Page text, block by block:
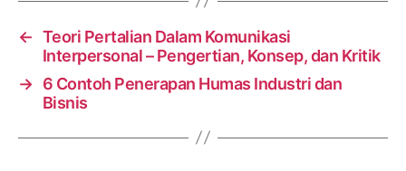
← Teori Pertalian Dalam Komunikasi
Interpersonal – Pengertian, Konsep, dan Kritik
→ 6 Contoh Penerapan Humas Industri dan
Bisnis